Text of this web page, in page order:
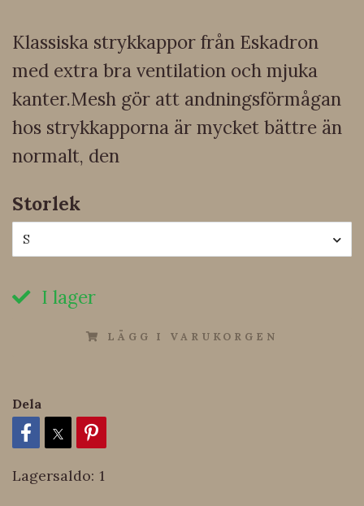
Klassiska strykkappor från Eskadron
med extra bra ventilation och mjuka
kanter.Mesh gör att andningsförmågan
hos strykkapporna är mycket bättre än
normalt, den
Storlek
S
I lager
LÄGG I VARUKORGEN
Dela
Lagersaldo: 1